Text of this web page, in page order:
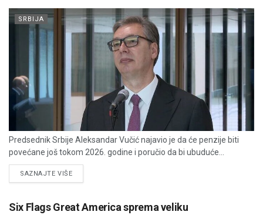
SRBIJA
Predsednik Srbije Aleksandar Vučić najavio je da će penzije biti
povećane još tokom 2026. godine i poručio da bi ubuduće...
SAZNAJTE VIŠEDETAILS
Six Flags Great America sprema veliku